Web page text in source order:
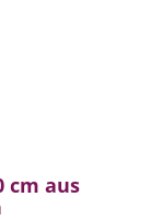
cm aus